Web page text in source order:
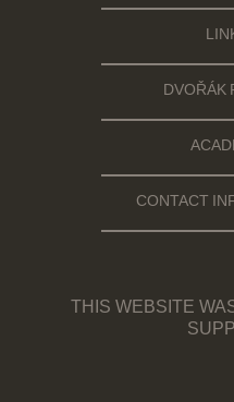
DVOŘÁK
CONTACT
THIS WEBSITE